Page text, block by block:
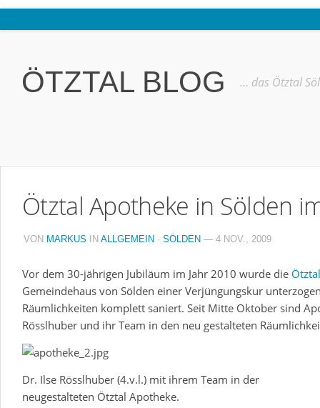
Ötztal
Interviews
Kostenloser Bustransfer ins Gletscherskigebiet von Sölden
Datenschutzerklärung
ÖTZTAL BLOG … das Ötztal
Ötztal Apotheke in Sölden
VON MARKUS IN ALLGEMEIN · SÖLDEN — 4 NOV., 2009
Vor dem 30-jährigen Jubiläum im Jahr 2010 wurde die
Gemeindehaus von Sölden einer Verjüngungskur
Räumlichkeiten komplett saniert. Seit Mitte Oktober sind
Rösslhuber und ihr Team in den neu gestalteten
Dr. Ilse Rösslhuber (4.v.l.) mit ihrem Team in der
neugestalteten Ötztal Apotheke.